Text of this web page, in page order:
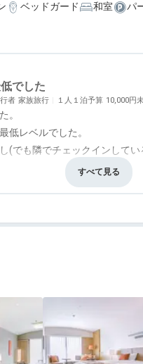
ベッドガード 和室
パ
でした
者 家族旅行 １人１泊予算 10,000円
。
低レベルでした。
(でも隣でチェックインしてい
変更された。広くて眺望が良
が、普通に臭かったし、いつ
たはずなのに散々な思いをし